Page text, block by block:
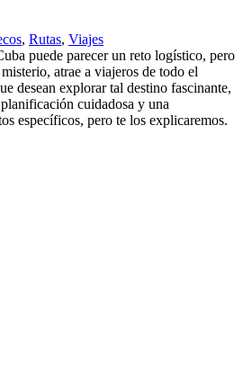
, Rutas, Viajes
puede parecer un reto logístico, pero
atrae a viajeros de todo el
desean explorar tal destino fascinante,
cuidadosa y una
específicos, pero te los explicaremos.